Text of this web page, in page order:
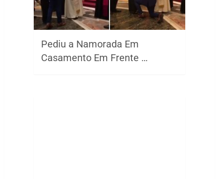
Pediu a Namorada Em
Casamento Em Frente …